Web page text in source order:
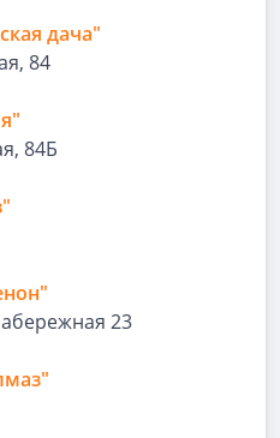
дача"
84
84Б
23